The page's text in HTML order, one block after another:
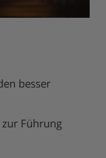
besser
Führung